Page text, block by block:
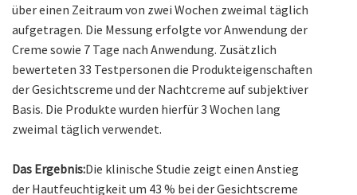
über einen Zeitraum von zwei Wochen zweimal täglich
aufgetragen. Die Messung erfolgte vor Anwendung der
Creme sowie 7 Tage nach Anwendung. Zusätzlich
bewerteten 33 Testpersonen die Produkteigenschaften
der Gesichtscreme und der Nachtcreme auf subjektiver
Basis. Die Produkte wurden hierfür 3 Wochen lang
zweimal täglich verwendet.
Das Ergebnis:Die klinische Studie zeigt einen Anstieg
der Hautfeuchtigkeit um 43 % bei der Gesichtscreme